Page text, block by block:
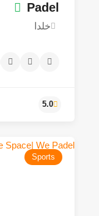
Padel
خلدا
Sports